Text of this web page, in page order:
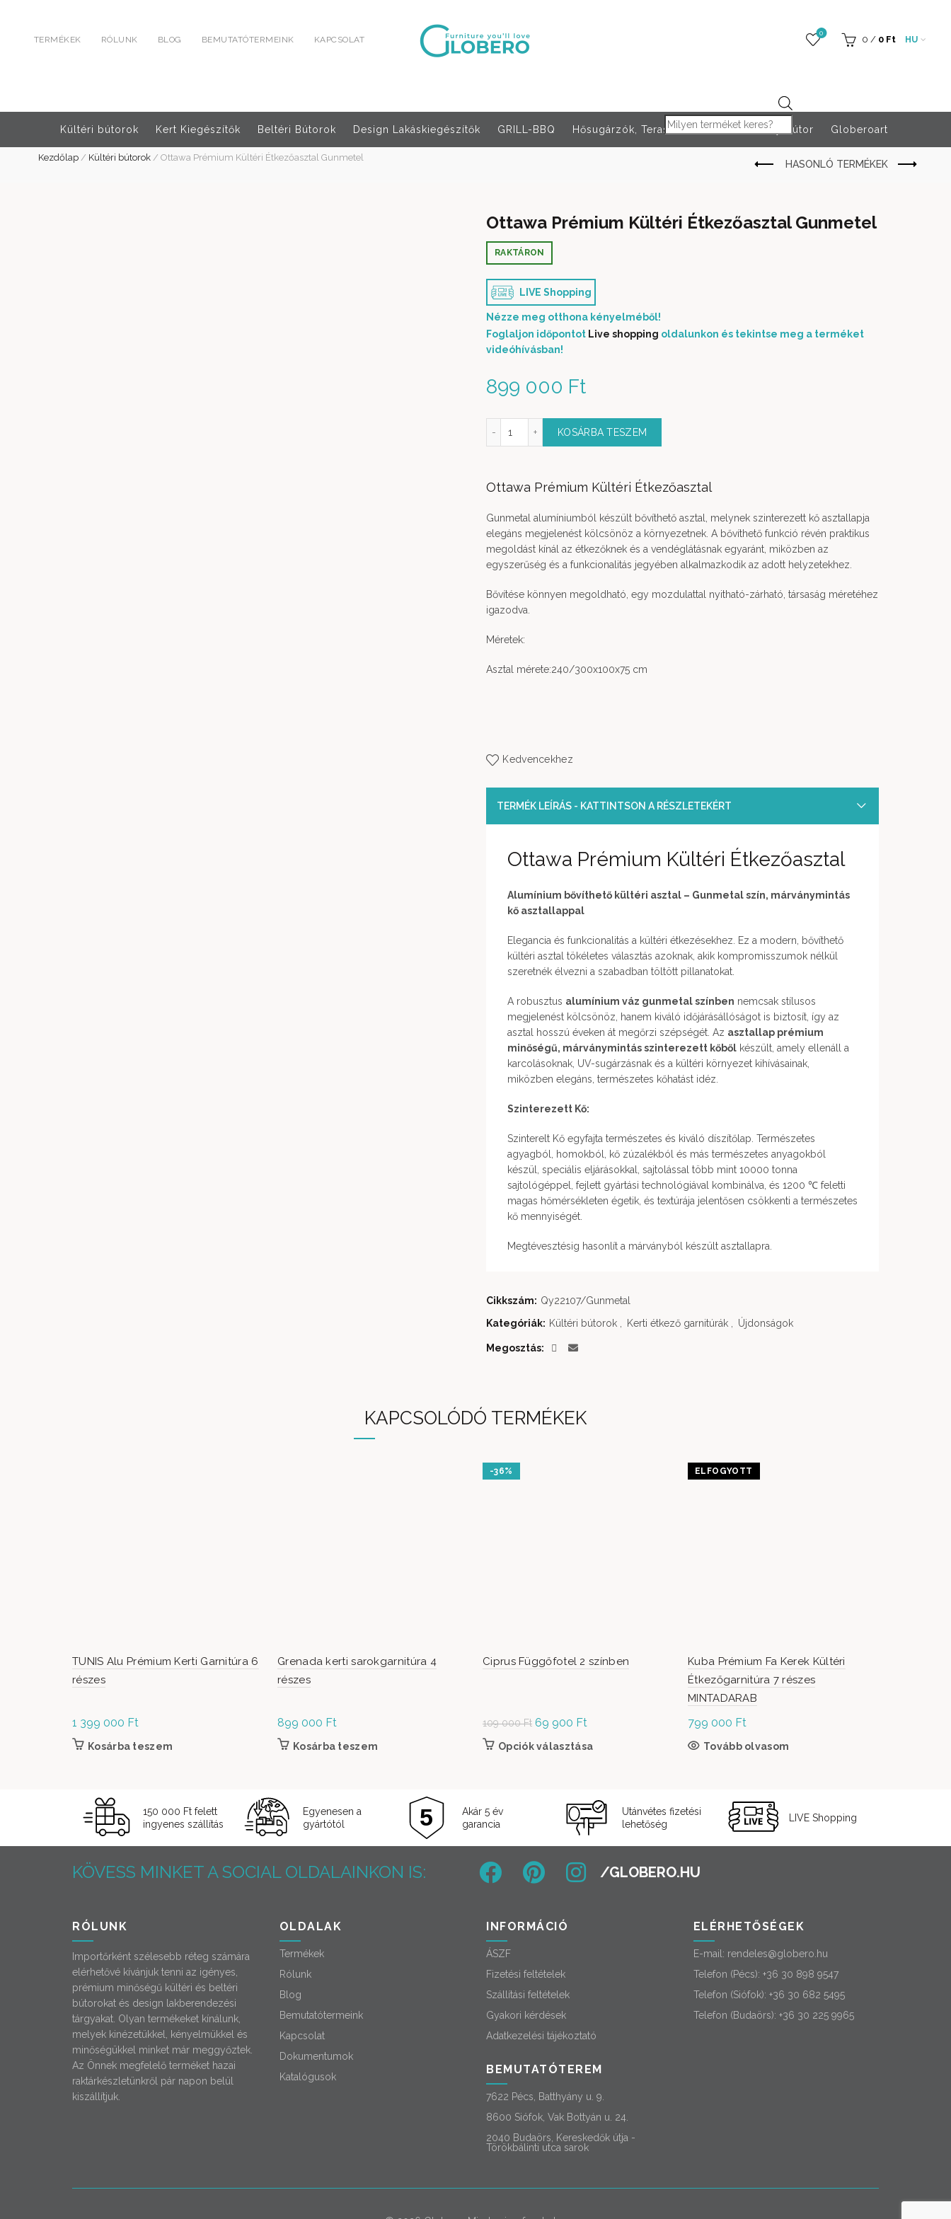
TERMÉKEK RÓLUNK BLOG BEMUTATÓTERMEINK KAPCSOLAT
Products search
0
0 / 0 Ft HU
Kültéri bútorok Kert Kiegészítők Beltéri Bútorok Design Lakáskiegészítők GRILL-BBQ Hősugárzók, Teraszfűtés Rendezvény bútor Globeroart
Kezdőlap/ Kültéri bútorok/ Ottawa Prémium Kültéri Étkezőasztal Gunmetel
Ottawa Prémium Kültéri Étkezőasztal Gunmetel
899 000 Ft
RAKTÁRON
LIVE Shopping
Nézze meg otthona kényelméből!
Foglaljon időpontot Live shopping oldalunkon és tekintse meg a terméket
videóhívásban!
Ottawa Prémium Kültéri Étkezőasztal Gunmetel mennyiség
KOSÁRBA TESZEM
Ottawa Prémium Kültéri Étkezőasztal
Gunmetal alumíniumból készült bővíthető asztal, melynek szinterezett kő asztallapja
elegáns megjelenést kölcsönöz a környezetnek. A bővíthető funkció révén praktikus
megoldást kínál az étkezőknek és a vendéglátásnak egyaránt, miközben az
egyszerűség és a funkcionalitás jegyében alkalmazkodik az adott helyzetekhez.
Bővítése könnyen megoldható, egy mozdulattal nyitható-zárható, társaság méretéhez
igazodva.
Méretek:
Asztal mérete:240/300x100x75 cm
Kedvencekhez
TERMÉK LEÍRÁS - KATTINTSON A RÉSZLETEKÉRT
Ottawa Prémium Kültéri Étkezőasztal
Alumínium bővíthető kültéri asztal – Gunmetal szín, márványmintás
kő asztallappal
Elegancia és funkcionalitás a kültéri étkezésekhez. Ez a modern, bővíthető
kültéri asztal tökéletes választás azoknak, akik kompromisszumok nélkül
szeretnék élvezni a szabadban töltött pillanatokat.
A robusztus alumínium váz gunmetal színben nemcsak stílusos
megjelenést kölcsönöz, hanem kiváló időjárásállóságot is biztosít, így az
asztal hosszú éveken át megőrzi szépségét. Az asztallap prémium
minőségű, márványmintás szinterezett kőből készült, amely ellenáll a
karcolásoknak, UV-sugárzásnak és a kültéri környezet kihívásainak,
miközben elegáns, természetes kőhatást idéz.
Szinterezett Kő:
Szinterelt Kő egyfajta természetes és kiváló díszítőlap. Természetes
agyagból, homokból, kő zúzalékból és más természetes anyagokból
készül, speciális eljárásokkal, sajtolással több mint 10000 tonna
sajtológéppel, fejlett gyártási technológiával kombinálva, és 1200 ℃ feletti
magas hőmérsékleten égetik, és textúrája jelentősen csökkenti a természetes
kő mennyiségét.
Megtévesztésig hasonlít a márványból készült asztallapra.
Cikkszám: Qy22107/Gunmetal
Kategóriák: Kültéri bútorok Kerti étkező garnitúrák Újdonságok
Megosztás
KAPCSOLÓDÓ TERMÉKEK
TUNIS Alu Prémium Kerti Garnitúra 6
részes
1 399 000 Ft
Kosárba teszem
Grenada kerti sarokgarnitúra 4
részes
899 000 Ft
Kosárba teszem
-36%
Ciprus Függőfotel 2 színben
109 000Ft Original
price was:
69 900 Ft
Opciók választása Ennek a terméknek több variációja van. A változatok a
ELFOGYOTT
Kuba Prémium Fa Kerek Kültéri
Étkezőgarnitúra 7 részes
MINTADARAB
799 000 Ft
Tovább olvasom
150 000 Ft felett
ingyenes szállítás
Egyenesen a
gyártótól
Akár 5 év
garancia
Utánvétes fizetési
lehetőség
LIVE Shopping
KÖVESS MINKET A SOCIAL OLDALAINKON IS:
RÓLUNK
Importőrként szélesebb réteg számára
elérhetővé kívánjuk tenni az igényes,
prémium minőségű kültéri és beltéri
bútorokat és design lakberendezési
tárgyakat. Olyan termékeket kínálunk,
melyek kinézetükkel, kényelmükkel és
minőségükkel minket már meggyőztek.
Az Önnek megfelelő terméket hazai
raktárkészletünkről pár napon belül
kiszállítjuk.
OLDALAK
Termékek
Rólunk
Blog
Bemutatótermeink
Kapcsolat
Dokumentumok
Katalógusok
INFORMÁCIÓ
ÁSZF
Fizetési feltételek
Szállítási feltételek
Gyakori kérdések
Adatkezelési tájékoztató
BEMUTATÓTEREM
7622 Pécs, Batthyány u. 9.
8600 Siófok, Vak Bottyán u. 24.
2040 Budaörs, Kereskedők útja -
Törökbálinti utca sarok
ELÉRHETŐSÉGEK
E-mail: rendeles@globero.hu
Telefon (Pécs): +36 30 898 9547
Telefon (Siófok): +36 30 682 5495
Telefon (Budaörs): +36 30 225 9965